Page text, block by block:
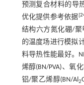
预测复合材料的导
优化提供参考依据[
结构六方氮化硼/聚
的温度场进行模拟
料导热性能最好。
烯醇(BN/PVA)、氧
铝/聚乙烯醇(BN/Al2